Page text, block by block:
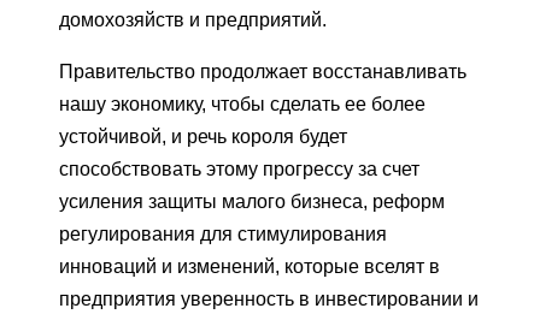
домохозяйств и предприятий.
Правительство продолжает восстанавливать
нашу экономику, чтобы сделать ее более
устойчивой, и речь короля будет
способствовать этому прогрессу за счет
усиления защиты малого бизнеса, реформ
регулирования для стимулирования
инноваций и изменений, которые вселят в
предприятия уверенность в инвестировании и